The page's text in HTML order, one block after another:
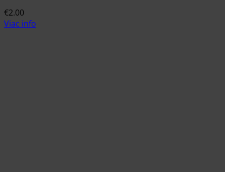
€2.00
Viac info